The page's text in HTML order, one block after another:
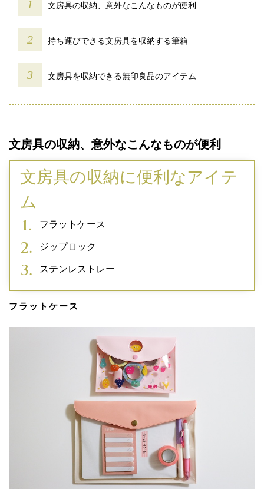
文房具の収納、意外なこんなものが便利
持ち運びできる文房具を収納する筆箱
文房具を収納できる無印良品のアイテム
文房具の収納、意外なこんなものが便利
文房具の収納に便利なアイテ
ム
フラットケース
ジップロック
ステンレストレー
フラットケース